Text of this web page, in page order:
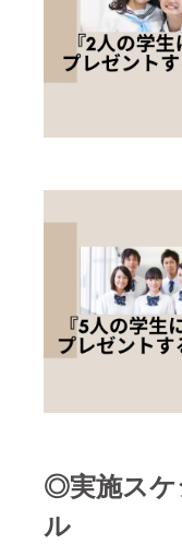
◎実施スケ
ル